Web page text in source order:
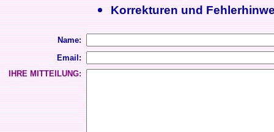
Korrekturen und
Name:
Email:
IHRE MITTEILUNG: